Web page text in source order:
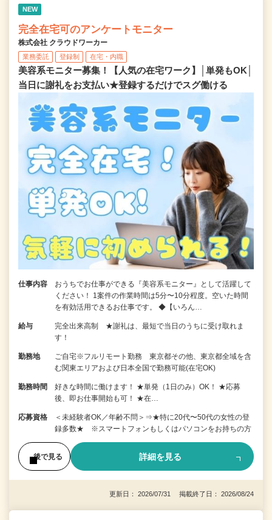
NEW
完全在宅可のアンケートモニター
株式会社 クラウドワーカー
業務委託 登録制 在宅・内職
美容系モニター募集！【人気の在宅ワーク】│単発もOK│
当日に謝礼をお支払い★登録するだけでスグ働ける
仕事内容
おうちでお仕事ができる『美容系モニター』として活躍して
ください！ 1案件の作業時間は5分〜10分程度。空いた時間
を有効活用できるお仕事です。 ◆【いろん…
給与
完全出来高制 ★謝礼は、最短で当日のうちに受け取れま
す！
勤務地
ご自宅※フルリモート勤務 東京都その他、東京都全域を含
む関東エリアおよび日本全国で勤務可能(在宅OK)
勤務時間
好きな時間に働けます！ ★単発（1日のみ）OK！ ★応募
後、即お仕事開始も可！ ★在…
応募資格
＜未経験者OK／年齢不問＞⇒★特に20代〜50代の女性の登
録多数★ ※スマートフォンもしくはパソコンをお持ちの方
後で見る 詳細を見る
更新日： 2026/07/31 掲載終了日： 2026/08/24